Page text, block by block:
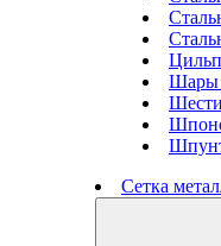
Шары
Сетка